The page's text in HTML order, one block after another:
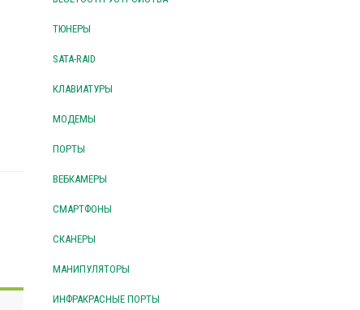
ТЮНЕРЫ
SATA-RAID
КЛАВИАТУРЫ
МОДЕМЫ
ПОРТЫ
ВЕБКАМЕРЫ
СМАРТФОНЫ
СКАНЕРЫ
МАНИПУЛЯТОРЫ
ИНФРАКРАСНЫЕ ПОРТЫ